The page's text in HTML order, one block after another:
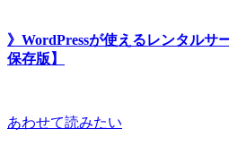
》WordPressが使えるレンタルサ
保存版】
あわせて読みたい